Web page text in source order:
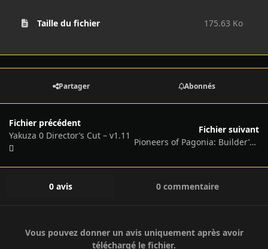
Taille du fichier 175.63 Ko
Partager Abonnés
Fichier précédent
Yakuza 0 Director’s Cut – v1.11
Fichier suivant
Pioneers of Pagonia: Builder’s Edition – v1.0.0-10461 + 3 DLCs/Bonuses
0 avis 0 commentaire
Vous pouvez donner un avis uniquement après avoir
téléchargé le fichier.